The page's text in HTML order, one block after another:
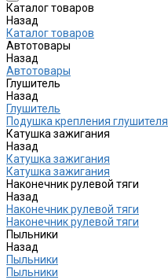
Каталог товаров
Назад
Каталог товаров
Автотовары
Назад
Автотовары
Глушитель
Назад
Глушитель
Подушка крепления глушителя
Катушка зажигания
Назад
Катушка зажигания
Катушка зажигания
Наконечник рулевой тяги
Назад
Наконечник рулевой тяги
Наконечник рулевой тяги
Пыльники
Назад
Пыльники
Пыльники